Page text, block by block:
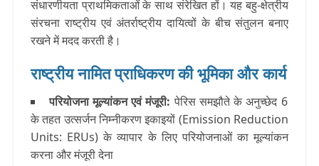
संधारणीयता प्राथमिकताओं के साथ संरेखित हों। यह बहु-क्षेत्रीय
संरचना राष्ट्रीय एवं अंतर्राष्ट्रीय दायित्वों के बीच संतुलन बनाए
रखने में मदद करती है।
राष्ट्रीय नामित प्राधिकरण की भूमिका और कार्य
परियोजना मूल्यांकन एवं मंजूरी: पेरिस समझौते के अनुच्छेद 6
के तहत उत्सर्जन निम्नीकरण इकाइयों (Emission Reduction
Units: ERUs) के व्यापार के लिए परियोजनाओं का मूल्यांकन
करना और मंजूरी देना